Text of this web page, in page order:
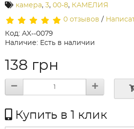
камера, 3, 00-8, КАМЕЛИЯ
0 отзывов /
Код: AX--0079
Наличие: Есть в наличии
138 грн
Купить в 1 клик